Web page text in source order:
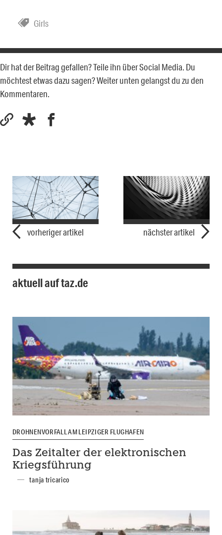
Girls
Dir hat der Beitrag gefallen? Teile ihn über Social Media. Du
möchtest etwas dazu sagen? Weiter unten gelangst du zu den
Kommentaren.
vorheriger artikel nächster artikel
aktuell auf taz.de
DROHNENVORFALL AM LEIPZIGER FLUGHAFEN
Das Zeitalter der elektronischen
Kriegsführung
tanja tricarico